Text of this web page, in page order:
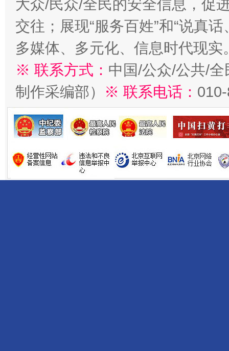
大众/民众/全民的安全信息，促
交往；展现“服务百姓”和“说真
多媒体、多元化、信息时代现实
※ 联系方式： 中国/公众/公共/
制作采编部）
※ 联系电话：